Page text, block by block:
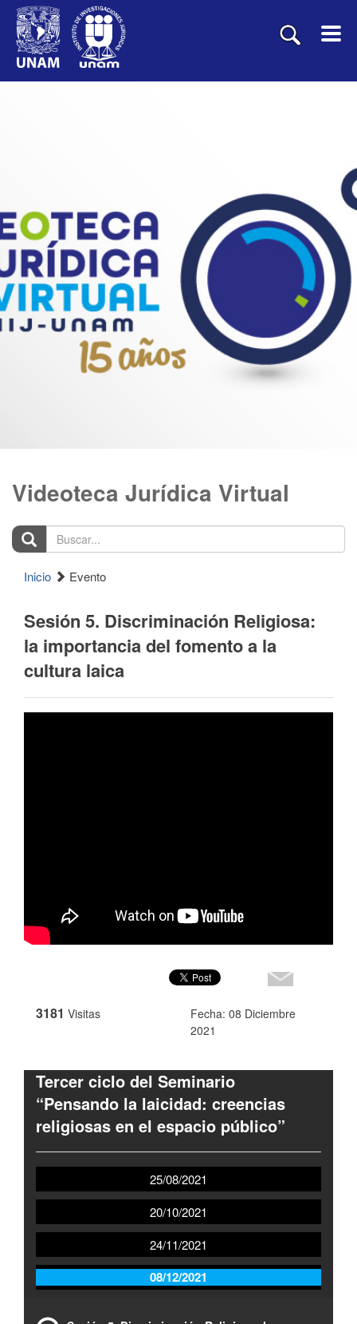
Videoteca Jurídica Virtual
Buscar...
Inicio Evento
Sesión 5. Discriminación Religiosa:
la importancia del fomento a la
cultura laica
3181 Visitas
Fecha: 08 Diciembre
2021
Tercer ciclo del Seminario
“Pensando la laicidad: creencias
religiosas en el espacio público”
25/08/2021
20/10/2021
24/11/2021
08/12/2021